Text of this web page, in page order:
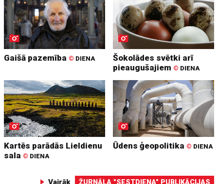
Gaišā pazemība © DIENA
Šokolādes svētki arī
pieaugušajiem © DIENA
Kartēs parādās Lieldienu
sala © DIENA
Ūdens ģeopolitika © DIENA
Vairāk ŽURNĀLA "SESTDIENA" PUBLIKĀCIJAS